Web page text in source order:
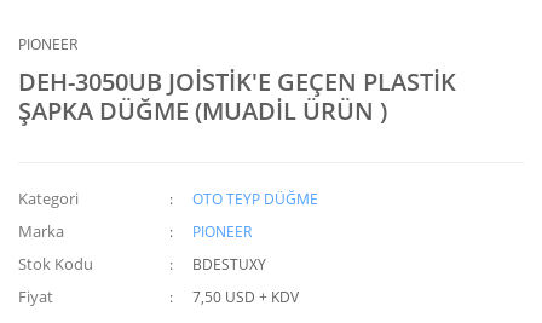
PIONEER
DEH-3050UB JOİSTİK'E GEÇEN PLASTİK
ŞAPKA DÜĞME (MUADİL ÜRÜN )
Kategori OTO TEYP DÜĞME
Marka PIONEER
Stok Kodu BDESTUXY
Fiyat
7,50 USD + KDV